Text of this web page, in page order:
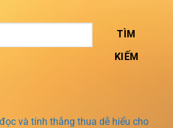
TÌM
KIẾM
và tính thắng thua dễ hiểu cho